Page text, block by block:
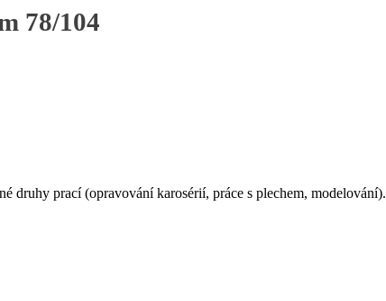
78/104
druhy prací (opravování karosérií, práce s plechem, modelování).